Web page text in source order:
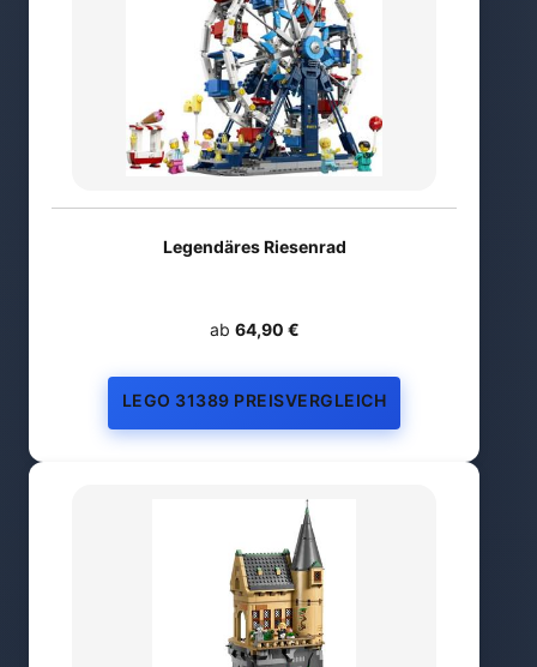
Legendäres Riesenrad
ab 64,90 €
LEGO 31389 PREISVERGLEICH